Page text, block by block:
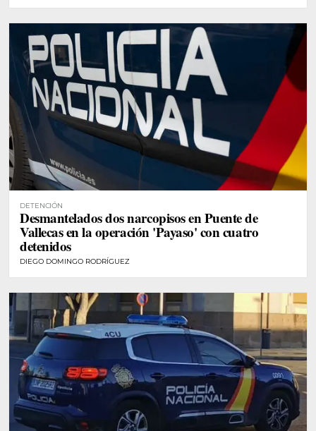
DETENCIÓN
Desmantelados dos narcopisos en Puente de
Vallecas en la operación 'Payaso' con cuatro
detenidos
DIEGO DOMINGO RODRÍGUEZ